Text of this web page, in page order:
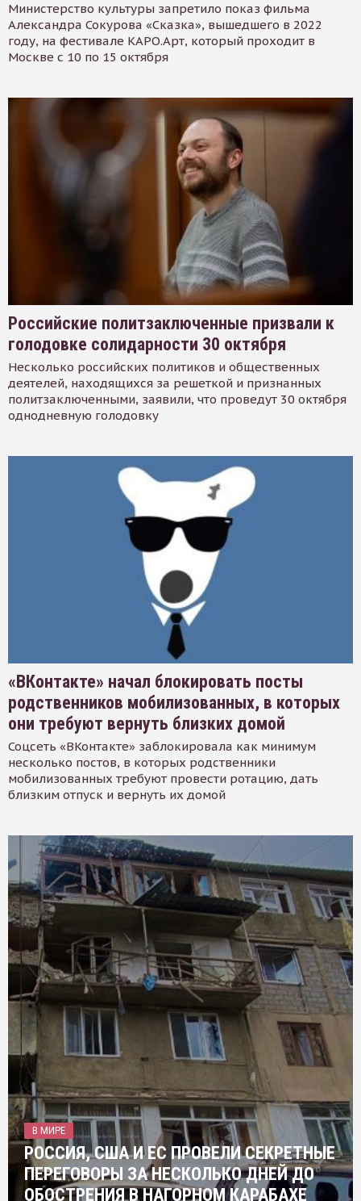
Министерство культуры запретило показ фильма
Александра Сокурова «Сказка», вышедшего в 2022
году, на фестивале КАРО.Арт, который проходит в
Москве с 10 по 15 октября
Российские политзаключенные призвали к
голодовке солидарности 30 октября
Несколько российских политиков и общественных
деятелей, находящихся за решеткой и признанных
политзаключенными, заявили, что проведут 30 октября
однодневную голодовку
«ВКонтакте» начал блокировать посты
родственников мобилизованных, в которых
они требуют вернуть близких домой
Соцсеть «ВКонтакте» заблокировала как минимум
несколько постов, в которых родственники
мобилизованных требуют провести ротацию, дать
близким отпуск и вернуть их домой
В МИРЕ
РОССИЯ, США И ЕС ПРОВЕЛИ СЕКРЕТНЫЕ
ПЕРЕГОВОРЫ ЗА НЕСКОЛЬКО ДНЕЙ ДО
ОБОСТРЕНИЯ В НАГОРНОМ КАРАБАХЕ